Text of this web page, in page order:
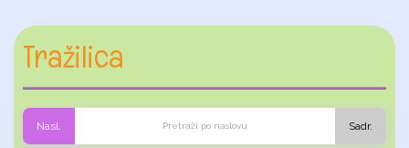
Tražilica
Nasl. Sadr.